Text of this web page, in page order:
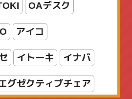
ロッド
セット
着商品 海水 竿
OAデスク
アイコ
イトーキ イナバ
グゼクティブチェア